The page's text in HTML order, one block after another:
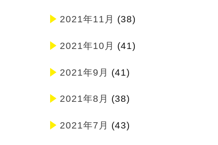
2021年11月 (38)
2021年10月 (41)
2021年9月 (41)
2021年8月 (38)
2021年7月 (43)